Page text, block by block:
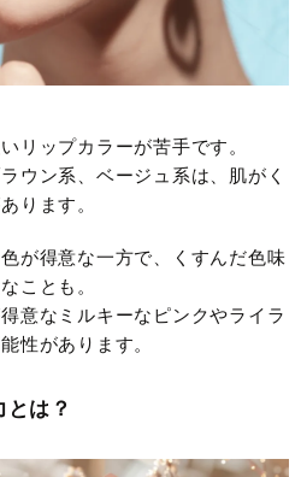
リップカラーが苦手です。
ウン系、ベージュ系は、肌がく
ります。
が得意な一方で、くすんだ色味
ことも。
意なミルキーなピンクやライラ
性があります。
は？